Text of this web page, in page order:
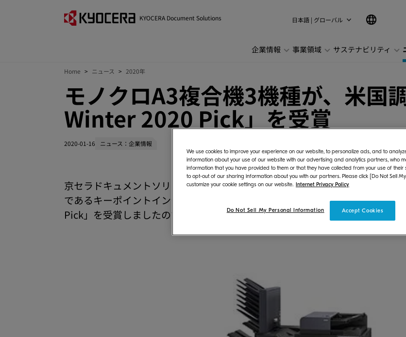
KYOCERA Document Solutions 日本語 | グローバル
企業情報 事業領域 サステナビリティ
Home ニュース 2020年
モノクロA3複合機3機種が、米国
Winter 2020 Pick」を受賞
2020-01-16 ニュース：企業情報
京セラドキュメントソリューションズ株式会社（社長：伊奈 憲彦）は、ドキ
であるキーポイントインテリジェンス社ーBuyers Lab部門（以下、BLI）よ
Pick」を受賞しましたのでお知らせいたします。
We use cookies to improve your experience on our website, to personalize ads, and to
information about your use of our website with our advertising and analytics partners, who
information that you have provided to them or that they have collected from your use of their
to opt-out of our sharing information about you with our partners. Please click [Do Not Sell
customize your cookie settings on our website. Internet Privacy Policy
Accept Cookies
Do Not Sell My Personal Information